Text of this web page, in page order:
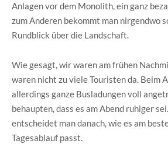
Anlagen vor dem Monolith, ein ganz
zum Anderen bekommt man nirgendwo
Rundblick über die Landschaft.
Wie gesagt, wir waren am frühen
waren nicht zu viele Touristen da. Beim
allerdings ganze Busladungen voll
behaupten, dass es am Abend ruhiger
entscheidet man danach, wie es am
Tagesablauf passt.